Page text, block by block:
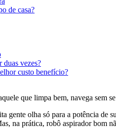
de casa?
duas vezes?
custo benefício?
que limpa bem, navega sem
gente olha só para a potência
na prática, robô aspirador bom